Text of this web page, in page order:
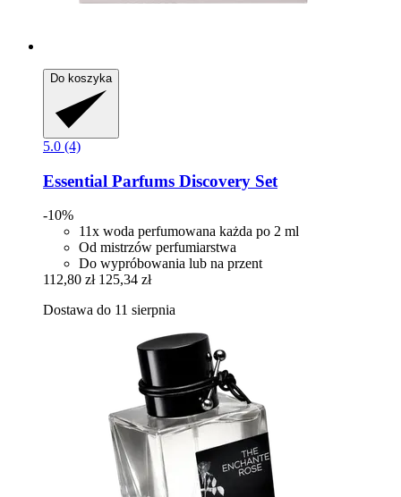
Do koszyka
5.0 (4)
Essential Parfums Discovery Set
-10%
11x woda perfumowana każda po 2 ml
Od mistrzów perfumiarstwa
Do wypróbowania lub na przent
112,80 zł 125,34 zł
Dostawa do 11 sierpnia